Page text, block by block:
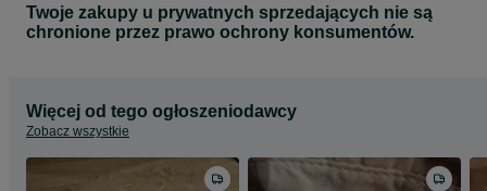
Twoje zakupy u prywatnych sprzedających nie są
chronione przez prawo ochrony konsumentów.
Więcej od tego ogłoszeniodawcy
Zobacz wszystkie